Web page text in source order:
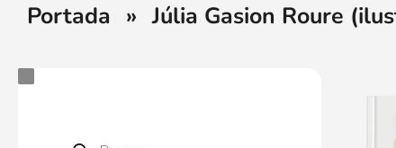
Portada » Júlia Gasion Roure